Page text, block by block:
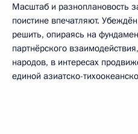
Масштаб и разноплановость
поистине впечатляют.
решить, опираясь на
партнёрского
народов, в интересах
единой азиатско-